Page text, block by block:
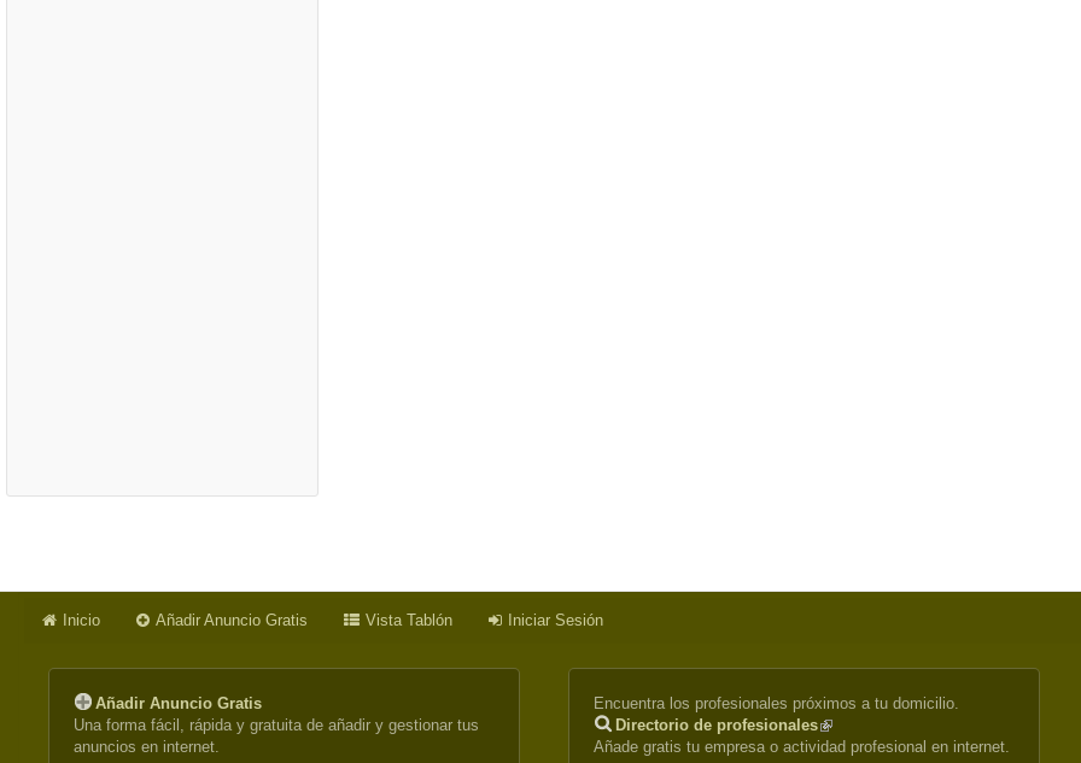
Inicio Añadir Anuncio Gratis Vista Tablón Iniciar Sesión
Añadir Anuncio Gratis
Una forma fácil, rápida y gratuita de añadir y gestionar tus
anuncios en internet.
Encuentra los profesionales próximos a tu domicilio.
Directorio de profesionales(link
is
Añade gratis tu empresa o actividad profesional en internet.